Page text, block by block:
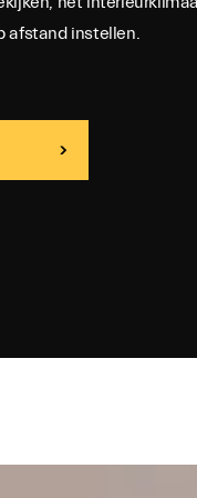
afstand instellen.